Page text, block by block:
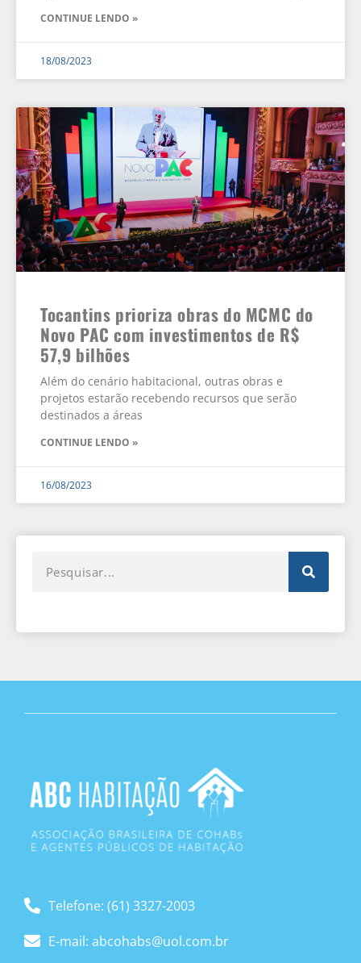
CONTINUE LENDO »
18/08/2023
Tocantins prioriza obras do MCMC do
Novo PAC com investimentos de R$
57,9 bilhões
Além do cenário habitacional, outras obras e
projetos estarão recebendo recursos que serão
destinados a áreas
CONTINUE LENDO »
16/08/2023
Telefone: (61) 3327-2003
E-mail: abcohabs@uol.com.br